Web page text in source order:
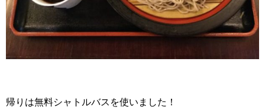
帰りは無料シャトルバスを使いました！